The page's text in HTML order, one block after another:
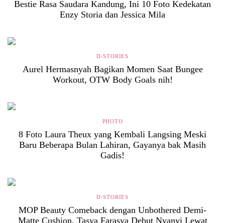
Bestie Rasa Saudara Kandung, Ini 10 Foto Kedekatan
Enzy Storia dan Jessica Mila
D-STORIES
Aurel Hermasnyah Bagikan Momen Saat Bungee
Workout, OTW Body Goals nih!
PHOTO
8 Foto Laura Theux yang Kembali Langsing Meski
Baru Beberapa Bulan Lahiran, Gayanya bak Masih
Gadis!
D-STORIES
MOP Beauty Comeback dengan Unbothered Demi-
Matte Cushion, Tasya Farasya Debut Nyanyi Lewat